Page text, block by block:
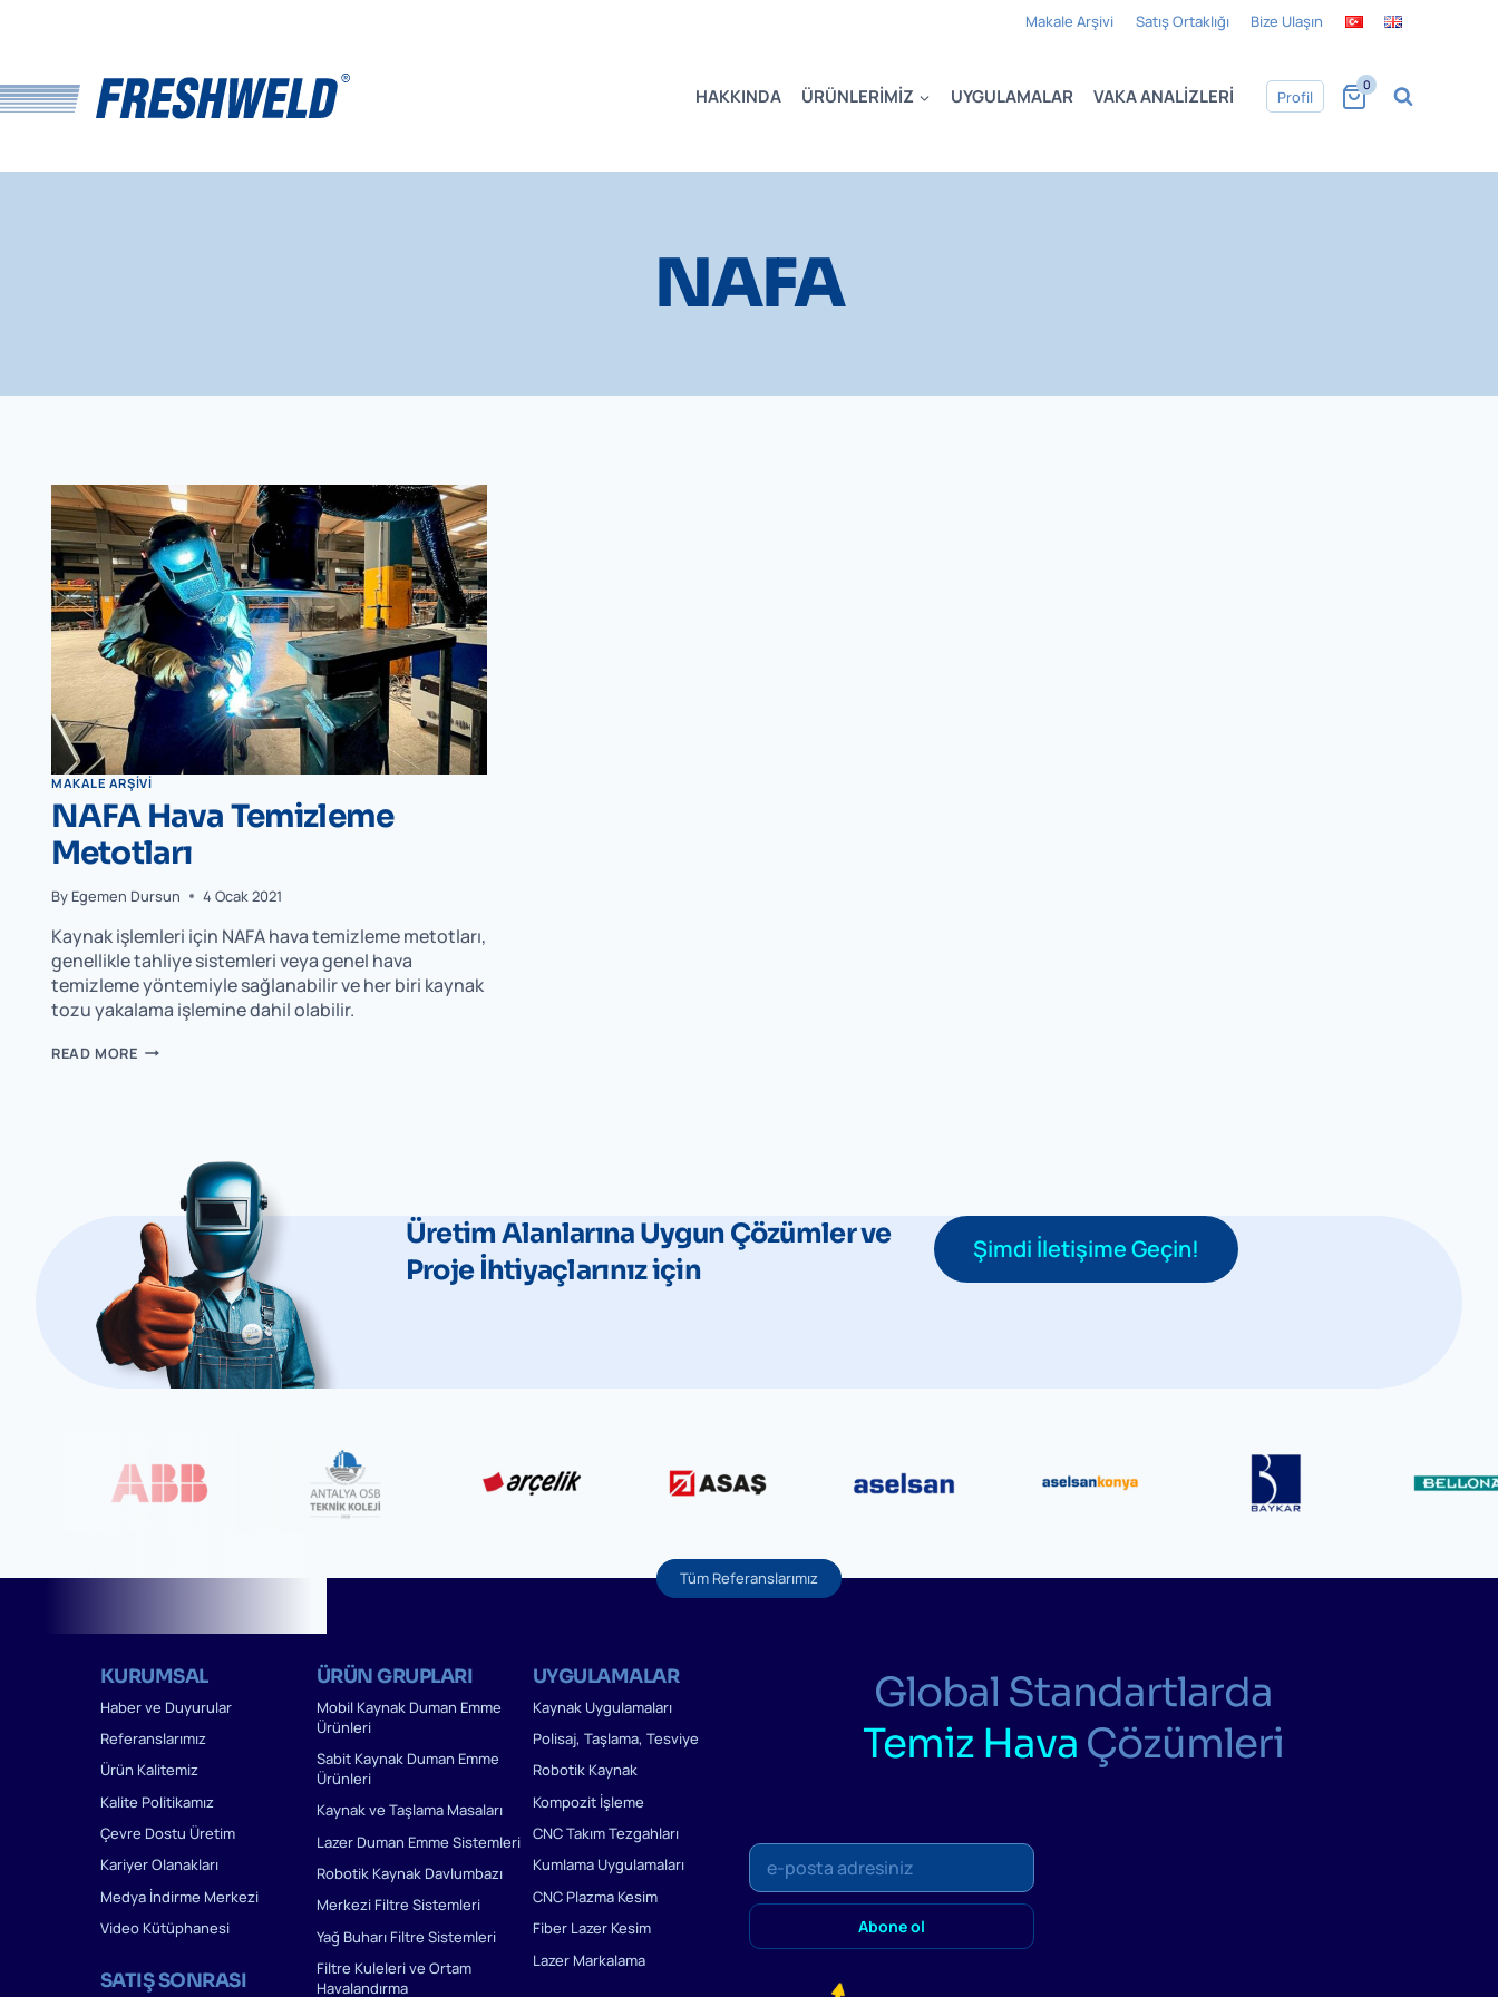
Makale Arşivi Satış Ortaklığı Bize Ulaşın
HAKKINDA ÜRÜNLERIMIZ UYGULAMALAR VAKA ANALIZLERI Profil
0
NAFA
MAKALE ARŞIVI
NAFA Hava Temizleme
Metotları
By Egemen Dursun 4 Ocak 2021
Kaynak işlemleri için NAFA hava temizleme metotları,
genellikle tahliye sistemleri veya genel hava
temizleme yöntemiyle sağlanabilir ve her biri kaynak
tozu yakalama işlemine dahil olabilir.
READ MORE
Üretim Alanlarına Uygun Çözümler ve
Proje İhtiyaçlarınız için
Şimdi İletişime Geçin!
Tüm Referanslarımız
KURUMSAL
Haber ve Duyurular
Referanslarımız
Ürün Kalitemiz
Kalite Politikamız
Çevre Dostu Üretim
Kariyer Olanakları
Medya İndirme Merkezi
Video Kütüphanesi
SATIŞ SONRASI
ÜRÜN GRUPLARI
Mobil Kaynak Duman Emme
Ürünleri
Sabit Kaynak Duman Emme
Ürünleri
Kaynak ve Taşlama Masaları
Lazer Duman Emme Sistemleri
Robotik Kaynak Davlumbazı
Merkezi Filtre Sistemleri
Yağ Buharı Filtre Sistemleri
Filtre Kuleleri ve Ortam
Havalandırma
UYGULAMALAR
Kaynak Uygulamaları
Polisaj, Taşlama, Tesviye
Robotik Kaynak
Kompozit İşleme
CNC Takım Tezgahları
Kumlama Uygulamaları
CNC Plazma Kesim
Fiber Lazer Kesim
Lazer Markalama
Global Standartlarda
Temiz Hava Çözümleri